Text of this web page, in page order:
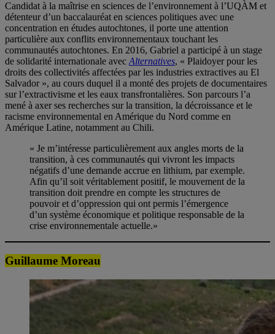
Candidat à la maîtrise en sciences de l’environnement à l’UQÀM et
détenteur d’un baccalauréat en sciences politiques avec une
concentration en études autochtones, il porte une attention
particulière aux conflits environnementaux touchant les
communautés autochtones. En 2016, Gabriel a participé à un stage
de solidarité internationale avec Alternatives, « Plaidoyer pour les
droits des collectivités affectées par les industries extractives au El
Salvador », au cours duquel il a monté des projets de documentaires
sur l’extractivisme et les eaux transfrontalières. Son parcours l’a
mené à axer ses recherches sur la transition, la décroissance et le
racisme environnemental en Amérique du Nord comme en
Amérique Latine, notamment au Chili.
« Je m’intéresse particulièrement aux angles morts de la
transition, à ces communautés qui vivront les impacts
négatifs d’une demande accrue en lithium, par exemple.
Afin qu’il soit véritablement positif, le mouvement de la
transition doit prendre en compte les structures de
pouvoir et d’oppression qui ont permis l’émergence
d’un système économique et politique responsable de la
crise environnementale actuelle.»
Guillaume Moreau